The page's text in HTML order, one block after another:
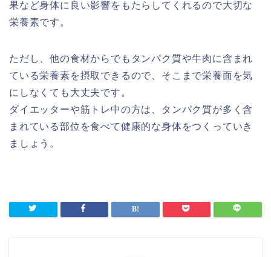
果など身体に良い影響をもたらしてくれるので大切な
栄養素です。
ただし、他の食材からでもタンパク質や牛肉に含まれ
ている栄養素を摂取できるので、そこまで栄養面を気
にしなくても大丈夫です。
ダイエッターや筋トレ中の方は、タンパク質が多く含
まれている部位を食べて健康的な身体をつくっていき
ましょう。